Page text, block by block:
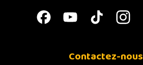
Contactez-